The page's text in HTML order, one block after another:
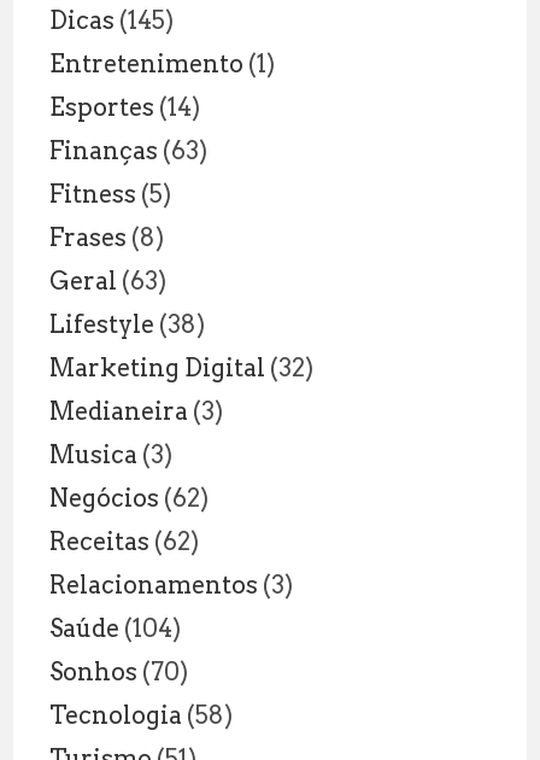
Dicas (145)
Entretenimento (1)
Esportes (14)
Finanças (63)
Fitness (5)
Frases (8)
Geral (63)
Lifestyle (38)
Marketing Digital (32)
Medianeira (3)
Musica (3)
Negócios (62)
Receitas (62)
Relacionamentos (3)
Saúde (104)
Sonhos (70)
Tecnologia (58)